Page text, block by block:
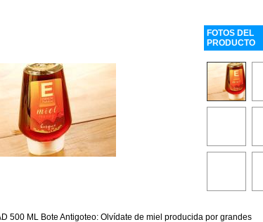
FOTOS DEL
PRODUCTO
500 ML Bote Antigoteo: Olvídate de miel producida por grandes